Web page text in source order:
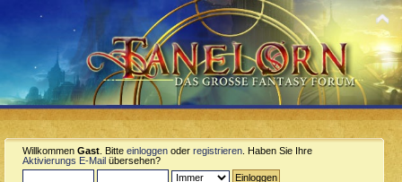
Willkommen Gast . Bitte einloggen oder registrieren . Haben Sie Ihre
Aktivierungs E-Mail übersehen?